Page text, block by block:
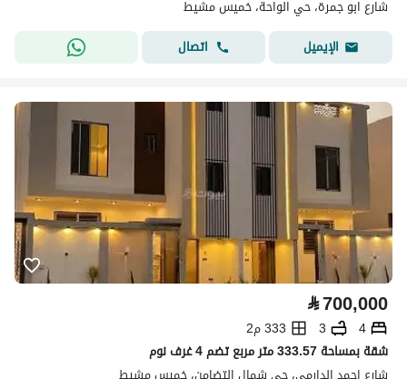
شارع ابو جمرة، حي الواحة، خميس مشيط
الإيميل
اتصال
⃁700,000
4
3
333 م2
شقة بمساحة 333.57 متر مربع تضم 4 غرف نوم